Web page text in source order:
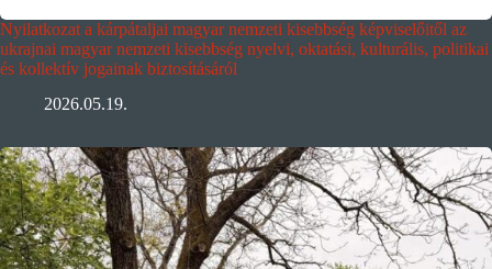
Nyilatkozat a kárpátaljai magyar nemzeti kisebbség képviselőitől az
ukrajnai magyar nemzeti kisebbség nyelvi, oktatási, kulturális, politikai
és kollektív jogainak biztosításáról
2026.05.19.